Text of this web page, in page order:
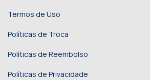
Termos de Uso
Políticas de Troca
Políticas de Reembolso
Políticas de Privacidade